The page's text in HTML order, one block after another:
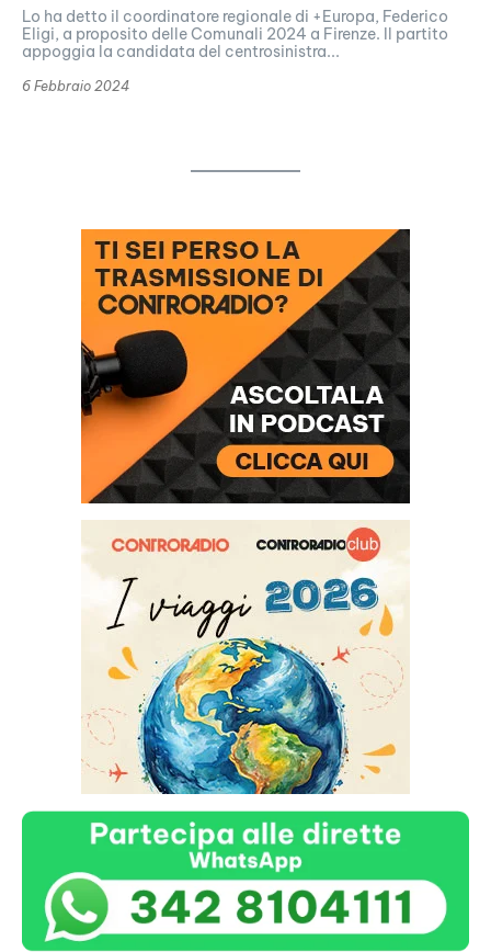
Lo ha detto il coordinatore regionale di +Europa, Federico
Eligi, a proposito delle Comunali 2024 a Firenze. Il partito
appoggia la candidata del centrosinistra...
6 Febbraio 2024